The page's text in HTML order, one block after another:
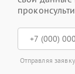
Отправляя